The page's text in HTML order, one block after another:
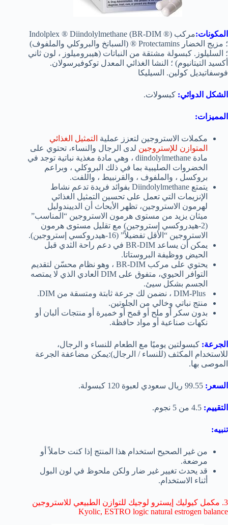
المكونات:
مركب Indolplex ® Diindolylmethane (BR-DIM ®)
؛ مزيج الخضار Protectamins ® (السبانخ والبروكلي والملفوف)
؛ السليلوز. كبسولة مشتقة من النباتات (هيبروميلوز ، لون ثاني
أكسيد التيتانيوم) ؛ النشا الغذائي المعدل توكوفيرسولان.
فوسفاتيديل كولين. السيليكا
الشكل الدوائي: كبسولات.
المميزات:
مكملات الاستروجين لتعزز عملية التمثيل الغذائي
المتوازن للإستروجين لدى الرجال والنساء، تحتوي على
مادة diindolylmethane ، وهي مادة مغذية نباتية توجد في
الخضروات الصليبية بما في ذلك البروكلي ، وبراعم
بروكسل ، والملفوف ، والقرنبيط ، واللفت.
يتمتع Diindolylmethane بفوائد فريدة تدعم نشاط
الإنزيمات التي تعمل على تحسين التمثيل الغذائي
لهرمون الاستروجين، تظهر الأبحاث أن الدييندوليل
ميثان يزيد من مستوى هرمون الاستروجين “المناسب”
(2-هيدروكسي إستروجين) مع تقليل مستوى هرمون
الاستروجين “الأقل تفضيلاً” (16-هيدروكسي إستروجين).
يمكن أن يساعد BR-DIM في دعم راحة الثدي قبل
الحيض ووظيفة البروستاتا.
يحتوي على مركب BR-DIM ، وهو نظام محسّن لتقديم
التوافر الحيوي، متفوق على DIM العادي الذي لا يمتصه
الجسم بشكل سيئ.
منتج نباتي وخالي من الجلوتين.
بدون سكر أو ملح أو قمح أو خميرة أو منتجات ألبان أو
نكهات صناعية أو مواد حافظة.
الجرعة: كبسولتين يوميًا مع الطعام للنساء و الرجال،
للاستخدام المكثف (للنساء / الرجال):يمكن مضاعفة الجرعة
الموصى بها.
السعر: 99.55 ريال سعودي لعبوة 120 كبسولة.
التقييم:
تنبيه:
من غير الصحيح استخدام هذا المنتج إذا كنت حاملاً أو
مرضعة.
قد يحدث تغيير غير ضار ولكن ملحوظ في لون البول
أثناء الاستخدام.
3. مكمل كيوليك إيسترو لوجيك للتوازن الطبيعي للاستروجين
Kyolic, ESTRO logic natural estrogen balance